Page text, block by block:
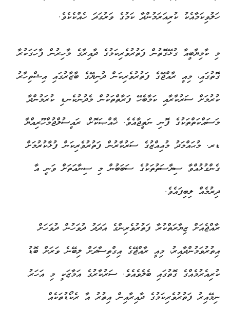
ހަލުވިކަމާއެކު ކުރިއަރަމުންދާ ކަމުގެ ވަރުގަދަ ހެއްކެކެވެ.
މި ކާމިޔާބީއާ ގުޅޭގޮތުން ފަތުރުވެރިކަމުގެ ދާއިރާގެ މާހިރުން ފާހަގަކުރާ
ގޮތުގައި، މިއީ ރާއްޖޭގެ ފަތުރުވެރިކަން ދުނިޔޭގެ ބާޒާރުގައި އިޝްތިހާރު
ކުރުމަށް ސަރުކާރާއި ކަމާބެހޭ ފަރާތްތަކުން މެދުނުކެނޑި ކުރަމުންދާ
މަސައްކަތްތަކުގެ ފޮނި ނަތީޖާއެވެ. ޚާއްޞަކޮށް، ރައީސުލްޖުމްހޫރިއްޔާ
ޑރ. މުޙައްމަދު މުޢިއްޒުގެ ސަރުކާރުން ފަތުރުވެރިކަން ފުޅާކުރުމަށް
ގެންގުޅުއްވާ ސިޔާސަތުތަކުގެ ސަބަބުން މި ސިނާއަތަށް ވަނީ އާ
ދިރުމެއް ލިބިފައެވެ.
ރާއްޖެއަށް ޒިޔާރަތްކުރާ ފަތުރުވެރިންގެ އަދަދު ދުވަހުން ދުވަހަށް
އިތުރުވަމުންދާއިރު، މިއީ ރާއްޖޭގެ އިގްތިސާދަށް ލިބޭނެ ވަރަށް ބޮޑު
ކުރިއެރުމެއްގެ ގޮތުގައި ބެލެވެއެވެ. ސަރުކާރުގެ އަމާޒަކީ މި އަހަރު
ނިމޭއިރު ފަތުރުވެރިކަމުގެ ދާއިރާއިން އިތުރު އާ ރެކޯޑުތަކެއް